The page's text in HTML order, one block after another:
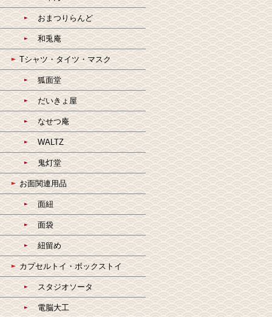
おまつりらんど
和兎庵
Tシャツ・タイツ・マスク
狐面堂
だいきょ屋
なせつ庵
WALTZ
鬼灯堂
お面関連用品
面紐
面袋
紐留め
カプセルトイ・ボックストイ
スタジオソータ
電脳大工